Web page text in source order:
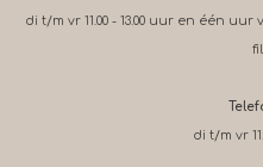
di t/m vr 11.00 - 13.00 uur en één
di t/m vr